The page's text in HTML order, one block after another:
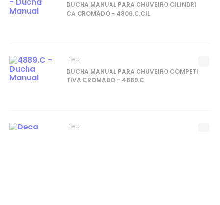
DUCHA MANUAL PARA CHUVEIRO CILINDRI
CA CROMADO - 4806.C.CIL
DUCHA MANUAL PARA CHUVEIRO COMPETI
TIVA CROMADO - 4889.C
Deca
Deca